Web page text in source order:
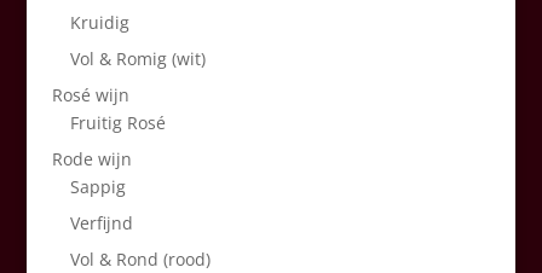
Kruidig
Vol & Romig (wit)
Rosé wijn
Fruitig Rosé
Rode wijn
Sappig
Verfijnd
Vol & Rond (rood)